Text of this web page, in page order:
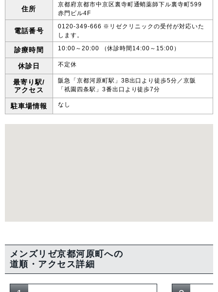
住所
京都府京都市中京区裏寺町通蛸薬師下ル裏寺町599
赤門ビル4F
電話番号
0120-349-666 ※リゼクリニックの受付が対応いた
します。
診療時間 10:00～20:00 （休診時間14:00～15:00）
休診日 不定休
最寄り駅/
アクセス
阪急「京都河原町駅」3B出口より徒歩5分／京阪
「祇園四条駅」3番出口より徒歩7分
駐車場情報 なし
メンズリゼ京都河原町への
道順・アクセス詳細